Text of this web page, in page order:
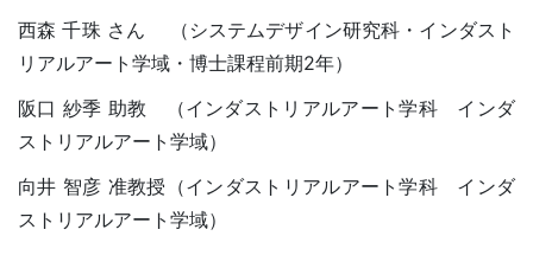
西森 千珠 さん （システムデザイン研究科・インダスト
リアルアート学域・博士課程前期2年）
阪口 紗季 助教 （インダストリアルアート学科 インダ
ストリアルアート学域）
向井 智彦 准教授（インダストリアルアート学科 インダ
ストリアルアート学域）